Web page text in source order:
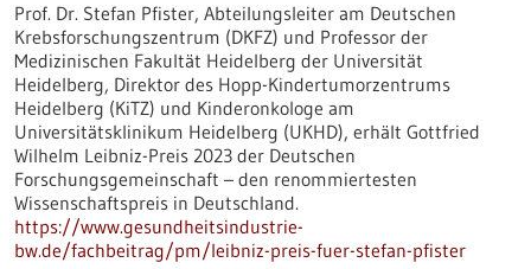
Prof. Dr. Stefan Pfister, Abteilungsleiter am Deutschen
Krebsforschungszentrum (DKFZ) und Professor der
Medizinischen Fakultät Heidelberg der Universität
Heidelberg, Direktor des Hopp-Kindertumorzentrums
Heidelberg (KiTZ) und Kinderonkologe am
Universitätsklinikum Heidelberg (UKHD), erhält Gottfried
Wilhelm Leibniz-Preis 2023 der Deutschen
Forschungsgemeinschaft – den renommiertesten
Wissenschaftspreis in Deutschland.
https://www.gesundheitsindustrie-
bw.de/fachbeitrag/pm/leibniz-preis-fuer-stefan-pfister